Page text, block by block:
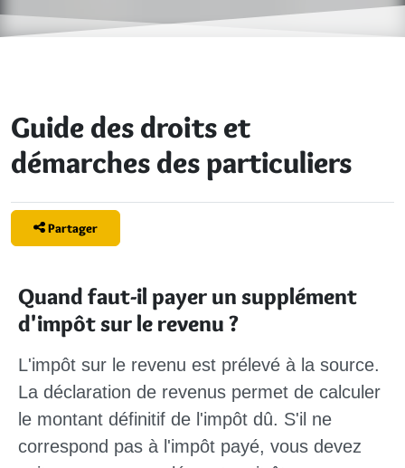
Guide des droits et
démarches des particuliers
Partager
Quand faut-il payer un supplément
d'impôt sur le revenu ?
L'impôt sur le revenu est prélevé à la source.
La déclaration de revenus permet de calculer
le montant définitif de l'impôt dû. S'il ne
correspond pas à l'impôt payé, vous devez